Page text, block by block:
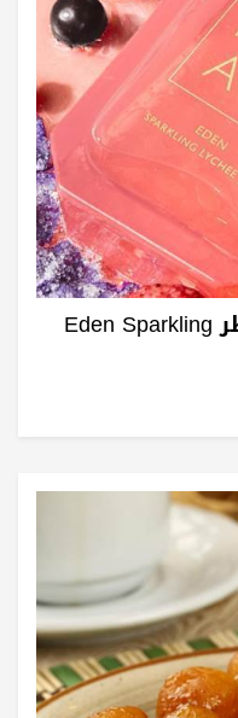
جديد من كيالي Kayali.. عطر Eden Sparkling